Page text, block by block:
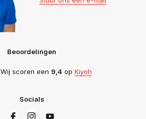
Beoordelingen
Wij scoren een 9,4 op Kiyoh
Socials